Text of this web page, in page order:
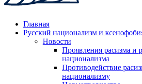
Главная
Русский национализм и
Новости
Проявления расизма и
национализма
Противодействие
национализму